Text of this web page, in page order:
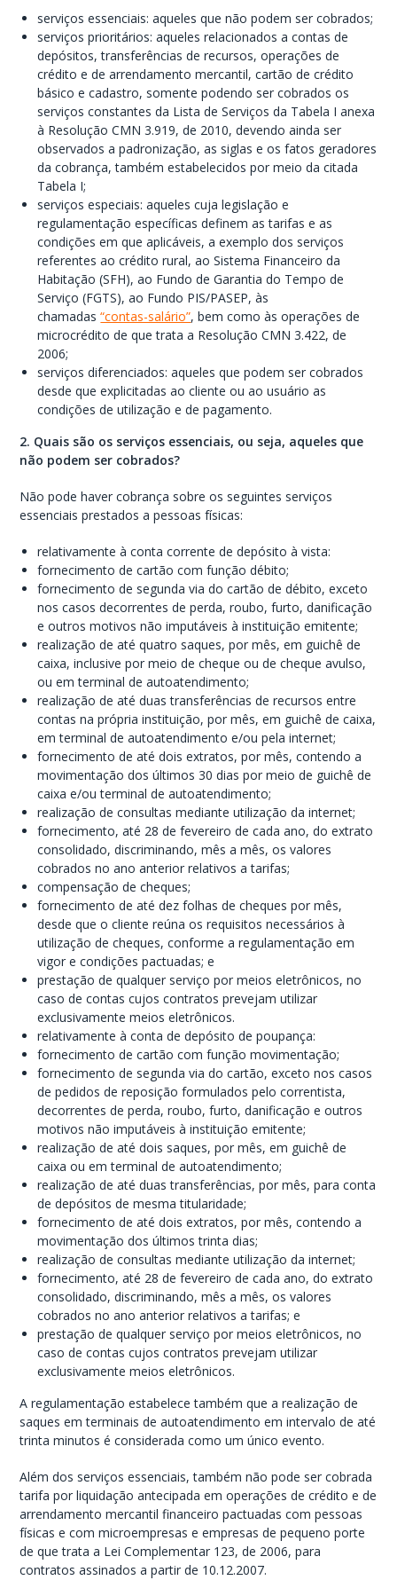
serviços essenciais: aqueles que não podem ser cobrados;
serviços prioritários: aqueles relacionados a contas de
depósitos, transferências de recursos, operações de
crédito e de arrendamento mercantil, cartão de crédito
básico e cadastro, somente podendo ser cobrados os
serviços constantes da Lista de Serviços da Tabela I anexa
à Resolução CMN 3.919, de 2010, devendo ainda ser
observados a padronização, as siglas e os fatos geradores
da cobrança, também estabelecidos por meio da citada
Tabela I;
serviços especiais: aqueles cuja legislação e
regulamentação específicas definem as tarifas e as
condições em que aplicáveis, a exemplo dos serviços
referentes ao crédito rural, ao Sistema Financeiro da
Habitação (SFH), ao Fundo de Garantia do Tempo de
Serviço (FGTS), ao Fundo PIS/PASEP, às
chamadas“contas-salário”, bem como às operações de
microcrédito de que trata a Resolução CMN 3.422, de
2006;
serviços diferenciados: aqueles que podem ser cobrados
desde que explicitadas ao cliente ou ao usuário as
condições de utilização e de pagamento.
2. Quais são os serviços essenciais, ou seja, aqueles que
não podem ser cobrados?
Não pode haver cobrança sobre os seguintes serviços
essenciais prestados a pessoas físicas:
relativamente à conta corrente de depósito à vista:
fornecimento de cartão com função débito;
fornecimento de segunda via do cartão de débito, exceto
nos casos decorrentes de perda, roubo, furto, danificação
e outros motivos não imputáveis à instituição emitente;
realização de até quatro saques, por mês, em guichê de
caixa, inclusive por meio de cheque ou de cheque avulso,
ou em terminal de autoatendimento;
realização de até duas transferências de recursos entre
contas na própria instituição, por mês, em guichê de caixa,
em terminal de autoatendimento e/ou pela internet;
fornecimento de até dois extratos, por mês, contendo a
movimentação dos últimos 30 dias por meio de guichê de
caixa e/ou terminal de autoatendimento;
realização de consultas mediante utilização da internet;
fornecimento, até 28 de fevereiro de cada ano, do extrato
consolidado, discriminando, mês a mês, os valores
cobrados no ano anterior relativos a tarifas;
compensação de cheques;
fornecimento de até dez folhas de cheques por mês,
desde que o cliente reúna os requisitos necessários à
utilização de cheques, conforme a regulamentação em
vigor e condições pactuadas; e
prestação de qualquer serviço por meios eletrônicos, no
caso de contas cujos contratos prevejam utilizar
exclusivamente meios eletrônicos.
relativamente à conta de depósito de poupança:
fornecimento de cartão com função movimentação;
fornecimento de segunda via do cartão, exceto nos casos
de pedidos de reposição formulados pelo correntista,
decorrentes de perda, roubo, furto, danificação e outros
motivos não imputáveis à instituição emitente;
realização de até dois saques, por mês, em guichê de
caixa ou em terminal de autoatendimento;
realização de até duas transferências, por mês, para conta
de depósitos de mesma titularidade;
fornecimento de até dois extratos, por mês, contendo a
movimentação dos últimos trinta dias;
realização de consultas mediante utilização da internet;
fornecimento, até 28 de fevereiro de cada ano, do extrato
consolidado, discriminando, mês a mês, os valores
cobrados no ano anterior relativos a tarifas; e
prestação de qualquer serviço por meios eletrônicos, no
caso de contas cujos contratos prevejam utilizar
exclusivamente meios eletrônicos.
A regulamentação estabelece também que a realização de
saques em terminais de autoatendimento em intervalo de até
trinta minutos é considerada como um único evento.
Além dos serviços essenciais, também não pode ser cobrada
tarifa por liquidação antecipada em operações de crédito e de
arrendamento mercantil financeiro pactuadas com pessoas
físicas e com microempresas e empresas de pequeno porte
de que trata a Lei Complementar 123, de 2006, para
contratos assinados a partir de 10.12.2007.